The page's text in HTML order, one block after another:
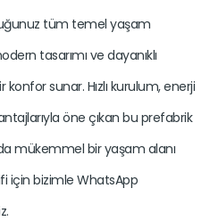
tüm temel yaşam
tasarımı ve dayanıklı
sunar. Hızlı kurulum, enerji
öne çıkan bu prefabrik
mükemmel bir yaşam alanı
için bizimle WhatsApp